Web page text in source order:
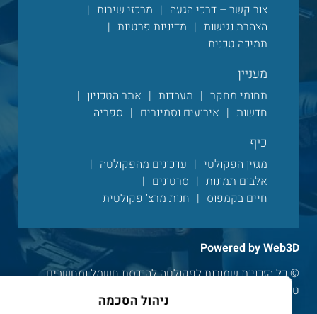
צור קשר – דרכי הגעה
מרכזי שירות
הצהרת נגישות
מדיניות פרטיות
תמיכה טכנית
מעניין
תחומי מחקר מעבדות
אתר הטכניון
חדשות
אירועים וסמינרים ספריה
מגזין הפקולטי
עדכונים מהפקולטה
אלבום תמונות
סרטונים
חיים בקמפוס
חנות מרצ’ פקולטית
Powered by Web3D
© כל הזכויות שמורות לפקולטה להנדסת חשמל ומחשבים,
טכניון מכון טכנולוגי לישראל 2024
ניהול הסכמה